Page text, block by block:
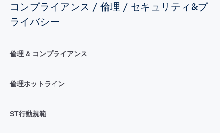
コンプライアンス / 倫理 / セキュリティ&プ
ライバシー
倫理 & コンプライアンス
倫理ホットライン
ST行動規範